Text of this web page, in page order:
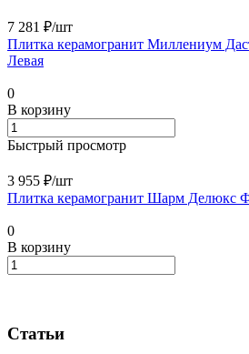
7 281 ₽/шт
Плитка керамогранит Миллениум
Левая
0
В корзину
Быстрый просмотр
3 955 ₽/шт
Плитка керамогранит Шарм Делюкс
0
В корзину
Статьи